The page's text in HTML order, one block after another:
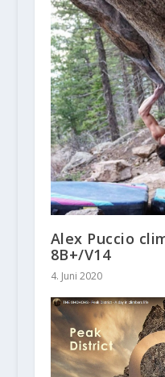
Alex Puccio
8B+/V14
4. Juni 2020